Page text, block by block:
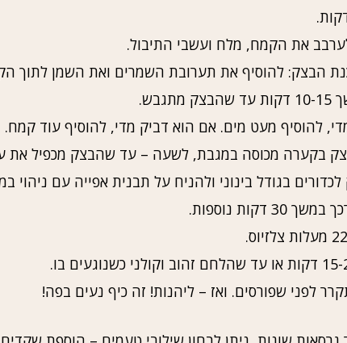
את הקמח, מלח ועשבי התיבול.
הבצק: להוסיף את תערובת השמרים ואת השמן לתוך
להוסיף מעט מים. אם הוא דביק מדי, להוסיף עוד קמח.
בקערה מכוסה במגבת, לשעה – עד שהבצק מכפיל את
בגודל בינוני ולהניח על תבנית אפייה עם ניהוי
נוספות.
לפני שפורסים. ואז – ליהנות! זה כיף נעים בפה!